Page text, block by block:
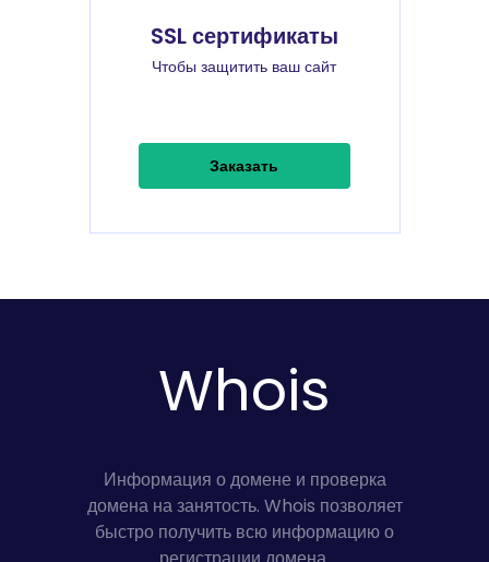
SSL сертификаты
Чтобы защитить ваш сайт
Заказать
Whois
Информация о домене и проверка
домена на занятость. Whois позволяет
быстро получить всю информацию о